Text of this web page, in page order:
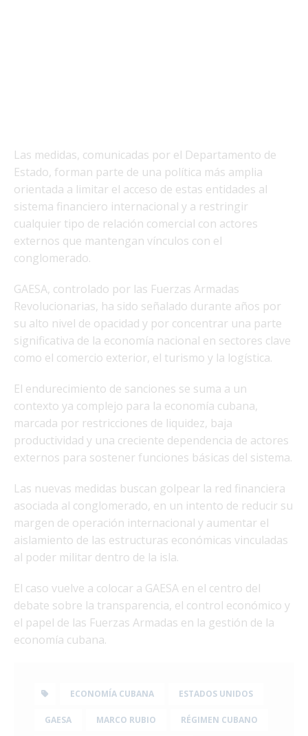
Las medidas, comunicadas por el Departamento de
Estado, forman parte de una política más amplia
orientada a limitar el acceso de estas entidades al
sistema financiero internacional y a restringir
cualquier tipo de relación comercial con actores
externos que mantengan vínculos con el
conglomerado.
GAESA, controlado por las Fuerzas Armadas
Revolucionarias, ha sido señalado durante años por
su alto nivel de opacidad y por concentrar una parte
significativa de la economía nacional en sectores clave
como el comercio exterior, el turismo y la logística.
El endurecimiento de sanciones se suma a un
contexto ya complejo para la economía cubana,
marcada por restricciones de liquidez, baja
productividad y una creciente dependencia de actores
externos para sostener funciones básicas del sistema.
Las nuevas medidas buscan golpear la red financiera
asociada al conglomerado, en un intento de reducir su
margen de operación internacional y aumentar el
aislamiento de las estructuras económicas vinculadas
al poder militar dentro de la isla.
El caso vuelve a colocar a GAESA en el centro del
debate sobre la transparencia, el control económico y
el papel de las Fuerzas Armadas en la gestión de la
economía cubana.
ECONOMÍA CUBANA ESTADOS UNIDOS
GAESA MARCO RUBIO RÉGIMEN CUBANO